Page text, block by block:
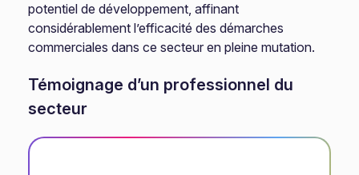
potentiel de développement, affinant
considérablement l’efficacité des démarches
commerciales dans ce secteur en pleine mutation.
Témoignage d’un professionnel du
secteur